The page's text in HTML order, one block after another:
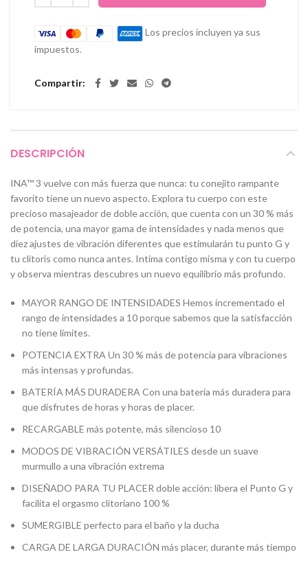
Los precios incluyen ya sus
impuestos.
Compartir
DESCRIPCIÓN
INA™ 3 vuelve con más fuerza que nunca: tu conejito rampante
favorito tiene un nuevo aspecto. Explora tu cuerpo con este
precioso masajeador de doble acción, que cuenta con un 30 % más
de potencia, una mayor gama de intensidades y nada menos que
diez ajustes de vibración diferentes que estimularán tu punto G y
tu clítoris como nunca antes. Intima contigo misma y con tu cuerpo
y observa mientras descubres un nuevo equilibrio más profundo.
MAYOR RANGO DE INTENSIDADES Hemos incrementado el
rango de intensidades a 10 porque sabemos que la satisfacción
no tiene límites.
POTENCIA EXTRA Un 30 % más de potencia para vibraciones
más intensas y profundas.
BATERÍA MÁS DURADERA Con una batería más duradera para
que disfrutes de horas y horas de placer.
RECARGABLE más potente, más silencioso 10
MODOS DE VIBRACIÓN VERSÁTILES desde un suave
murmullo a una vibración extrema
DISEÑADO PARA TU PLACER doble acción: libera el Punto G y
facilita el orgasmo clitoriano 100 %
SUMERGIBLE perfecto para el baño y la ducha
CARGA DE LARGA DURACIÓN más placer, durante más tiempo